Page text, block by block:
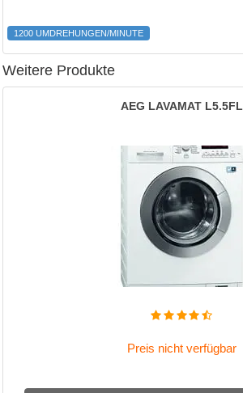
1200 UMDREHUNGEN/MINUTE
Weitere Produkte
AEG LAVAMAT L5.5FL
Preis nicht verfügbar